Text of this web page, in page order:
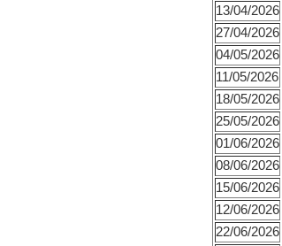
13/04/2026
27/04/2026
04/05/2026
11/05/2026
18/05/2026
25/05/2026
01/06/2026
08/06/2026
15/06/2026
12/06/2026
22/06/2026